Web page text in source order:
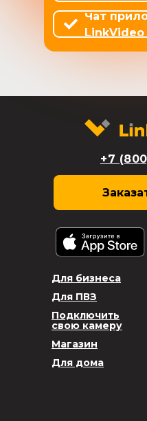
Чат
LinkVideo
+7
Для бизнеса
Магазин
Для ПВЗ
Подключить
свою камеру
Для дома